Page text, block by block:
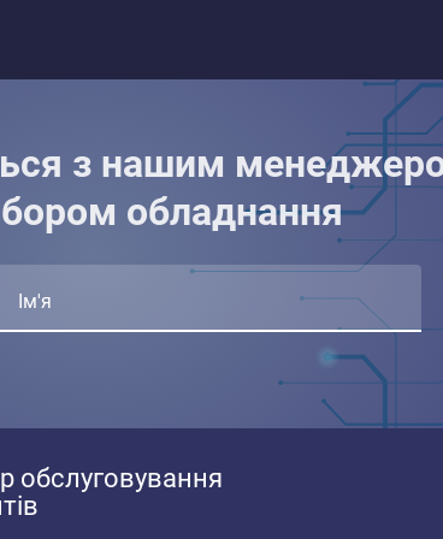
з нашим
обладнання
Ім'я
обслуговування